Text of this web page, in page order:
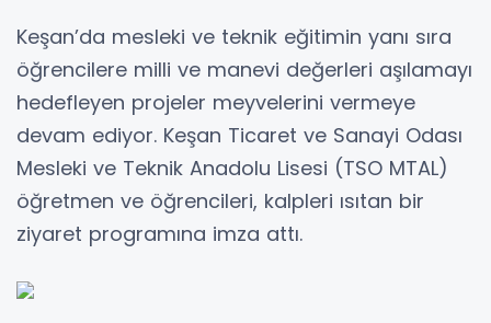
Keşan’da mesleki ve teknik eğitimin yanı sıra
öğrencilere milli ve manevi değerleri aşılamayı
hedefleyen projeler meyvelerini vermeye
devam ediyor. Keşan Ticaret ve Sanayi Odası
Mesleki ve Teknik Anadolu Lisesi (TSO MTAL)
öğretmen ve öğrencileri, kalpleri ısıtan bir
ziyaret programına imza attı.